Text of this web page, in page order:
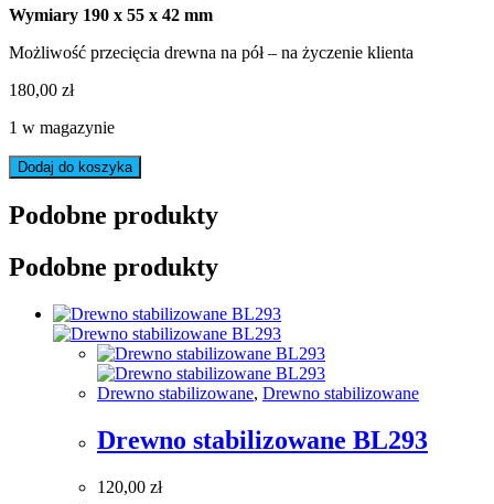
Wymiary 190 x 55 x 42 mm
Możliwość przecięcia drewna na pół – na życzenie klienta
180,00 zł
1 w magazynie
ilość
Drewno
stabilizowane
BL612
Dodaj do koszyka
Podobne produkty
Podobne produkty
Drewno stabilizowane, Drewno stabilizowane
Drewno stabilizowane BL293
120,00 zł